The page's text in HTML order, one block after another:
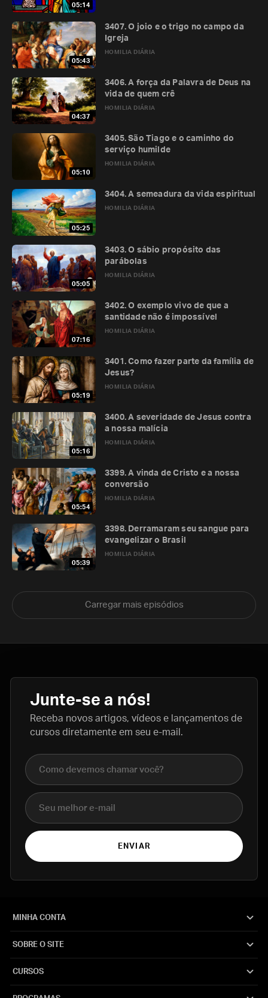
05:14
05:43
HOMILIA DIÁRIA
3407. O joio e o trigo no campo da
Igreja
04:37
HOMILIA DIÁRIA
3406. A força da Palavra de Deus na
vida de quem crê
05:10
HOMILIA DIÁRIA
3405. São Tiago e o caminho do
serviço humilde
05:25
HOMILIA DIÁRIA
3404. A semeadura da vida espiritual
05:05
HOMILIA DIÁRIA
3403. O sábio propósito das
parábolas
07:16
HOMILIA DIÁRIA
3402. O exemplo vivo de que a
santidade não é impossível
05:19
HOMILIA DIÁRIA
3401. Como fazer parte da família de
Jesus?
05:16
HOMILIA DIÁRIA
3400. A severidade de Jesus contra
a nossa malícia
05:54
HOMILIA DIÁRIA
3399. A vinda de Cristo e a nossa
conversão
05:39
HOMILIA DIÁRIA
3398. Derramaram seu sangue para
evangelizar o Brasil
Carregar mais episódios
Junte-se a nós!
Receba novos artigos, vídeos e lançamentos de
cursos diretamente em seu e-mail.
Nome completo
E-mail
ENVIAR
MINHA CONTA
SOBRE O SITE
CURSOS